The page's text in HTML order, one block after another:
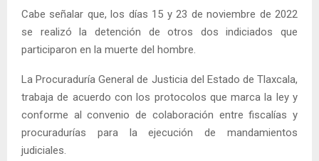
Cabe señalar que, los días 15 y 23 de noviembre de 2022
se realizó la detención de otros dos indiciados que
participaron en la muerte del hombre.
La Procuraduría General de Justicia del Estado de Tlaxcala,
trabaja de acuerdo con los protocolos que marca la ley y
conforme al convenio de colaboración entre fiscalías y
procuradurías para la ejecución de mandamientos
judiciales.